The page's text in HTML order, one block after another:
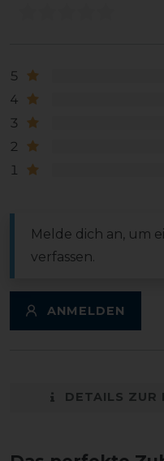
5
4
3
2
1
Melde dich an, um
verfassen.
ANMELDEN
DETAILS ZUR